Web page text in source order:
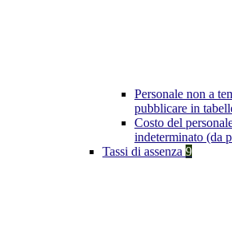
Personale non a
pubblicare in
Costo del
indeterminato (da
Tassi di assenza 9